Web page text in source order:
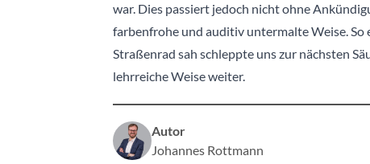
war. Dies passiert jedoch nicht ohne
farbenfrohe und auditiv untermalte Weise.
Straßenrad sah schleppte uns zur nächsten
lehrreiche Weise weiter.
Autor
Johannes Rottmann